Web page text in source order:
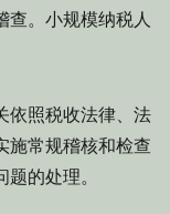
查。小规模纳税人
照税收法律、法
施常规稽核和检查
的处理。